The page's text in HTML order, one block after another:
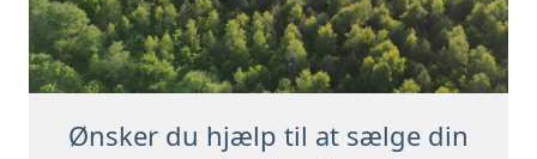
Ønsker du hjælp til at sælge din